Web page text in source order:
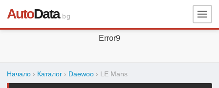
AutoData.bg
Error9
Начало › Каталог › Daewoo › LE Mans